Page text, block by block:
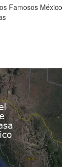
Famosos México